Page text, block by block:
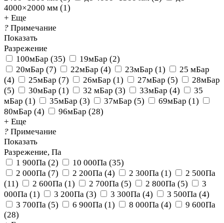
4000×2000 мм (1)
+ Еще
? Примечание
Показать
Разрежение
100мБар (35) 19мБар (2)
20мБар (7) 22мБар (4) 23мБар (1)
25 мБар
(4) 25мБар (7) 26мБар (1) 27мБар (5)
28мБар
(5) 30мБар (1) 32 мБар (3) 33мБар (4)
35
мБар (1) 35мБар (3) 37мБар (5) 69мБар (1)
80мБар (4) 96мБар (28)
+ Еще
? Примечание
Показать
Разрежение, Па
1 900Па (2) 10 000Па (35)
2 000Па (7) 2 200Па (4) 2 300Па (1)
2 500Па
(11) 2 600Па (1) 2 700Па (5) 2 800Па (5)
3
000Па (1) 3 200Па (3) 3 300Па (4) 3 500Па (4)
3 700Па (5) 6 900Па (1) 8 000Па (4)
9 600Па
(28)